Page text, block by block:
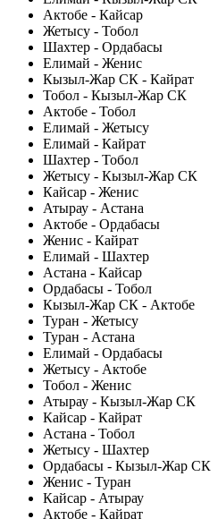
Актобе - Кайсар
Жетысу - Тобол
Шахтер - Ордабасы
Елимай - Женис
Кызыл-Жар СК - Кайрат
Тобол - Кызыл-Жар СК
Актобе - Тобол
Елимай - Жетысу
Елимай - Кайрат
Шахтер - Тобол
Жетысу - Кызыл-Жар СК
Кайсар - Женис
Атырау - Астана
Актобе - Ордабасы
Женис - Кайрат
Елимай - Шахтер
Астана - Кайсар
Ордабасы - Тобол
Кызыл-Жар СК - Актобе
Туран - Жетысу
Туран - Астана
Елимай - Ордабасы
Жетысу - Актобе
Тобол - Женис
Атырау - Кызыл-Жар СК
Кайсар - Кайрат
Астана - Тобол
Жетысу - Шахтер
Ордабасы - Кызыл-Жар СК
Женис - Туран
Кайсар - Атырау
Актобе - Кайрат